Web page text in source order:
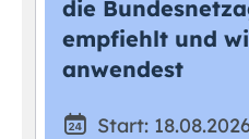
die
empfiehlt und
anwendest
Start: